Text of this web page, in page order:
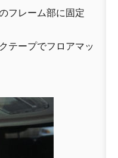
フレーム部に固定
テープでフロアマッ